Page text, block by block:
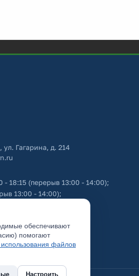
Гагарина, д. 214
- 18:15 (перерыв 13:00 - 14:00);
13:00 - 14:00);
данных
обеспечивают
помогают
файлов
Настроить